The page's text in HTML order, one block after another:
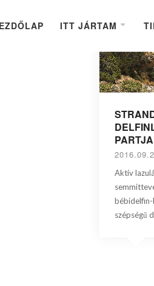
ITT JÁRTAM
Aktív
bébidelfin-
szépségű